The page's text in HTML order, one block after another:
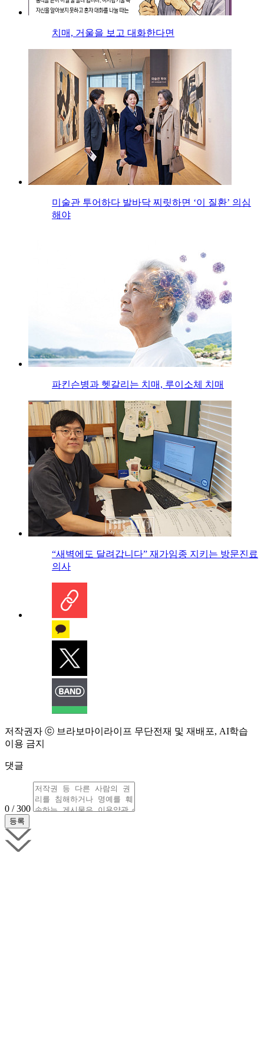
치매, 거울을 보고 대화한다면
미술관 투어하다 발바닥 찌릿하면 ‘이 질환’ 의심
해야
파킨슨병과 헷갈리는 치매, 루이소체 치매
“새벽에도 달려갑니다” 재가임종 지키는 방문진료
의사
저작권자 ⓒ 브라보마이라이프 무단전재 및 재배포, AI학습
이용 금지
댓글
0 / 300